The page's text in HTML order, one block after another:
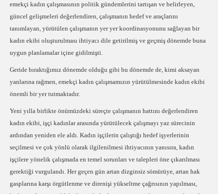
emekçi kadın çalışmasının politik gündemlerini tartışan ve belirleyen,
güncel gelişmeleri değerlendiren, çalışmanın hedef ve araçlarını
tanımlayan, yürütülen çalışmanın yer yer koordinasyonunu sağlayan bir
kadın ekibi oluşturulması ihtiyacı dile getirilmiş ve geçmiş dönemde buna
uygun planlamalar içine gidilmişti.
Geride bıraktığımız dönemde olduğu gibi bu dönemde de, kimi aksayan
yanlarına rağmen, emekçi kadın çalışmamızın yürütülmesinde kadın ekibi
önemli bir yer tutmaktadır.
Yeni yılla birlikte önümüzdeki süreçte çalışmanın hattını değerlendiren
kadın ekibi, işçi kadınlar arasında yürütülecek çalışmayı yaz sürecinin
ardından yeniden ele aldı. Kadın işçilerin çalıştığı hedef işyerlerinin
seçilmesi ve çok yönlü olarak ilgilenilmesi ihtiyacının yanısıra, kadın
işçilere yönelik çalışmada en temel sorunları ve talepleri öne çıkarılması
gerektiği vurgulandı. Her geçen gün artan dizginsiz sömürüye, artan hak
gasplarına karşı örgütlenme ve direnişi yükseltme çağrısının yapılması,